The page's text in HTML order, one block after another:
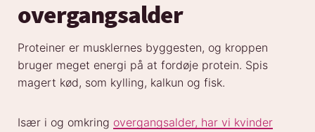
overgangsalder
Proteiner er musklernes byggesten, og kroppen
bruger meget energi på at fordøje protein. Spis
magert kød, som kylling, kalkun og fisk.
Især i og omkring overgangsalder, har vi kvinder